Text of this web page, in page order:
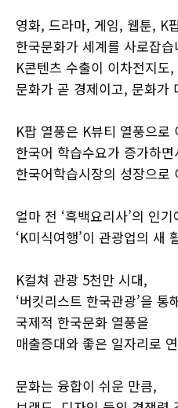
영화, 드라마, 게임, 웹툰, K
한국문화가 세계를 사로잡습
K콘텐츠 수출이 이차전지도
문화가 곧 경제이고, 문화가
K팝 열풍은 K뷰티 열풍으로
한국어 학습수요가 증가하면
한국어학습시장의 성장으로
얼마 전 ‘흑백요리사’의 인
‘K미식여행’이 관광업의 새
K컬쳐 관광 5천만 시대,
‘버킷리스트 한국관광’을 통
국제적 한국문화 열풍을
매출증대와 좋은 일자리로
문화는 융합이 쉬운 만큼,